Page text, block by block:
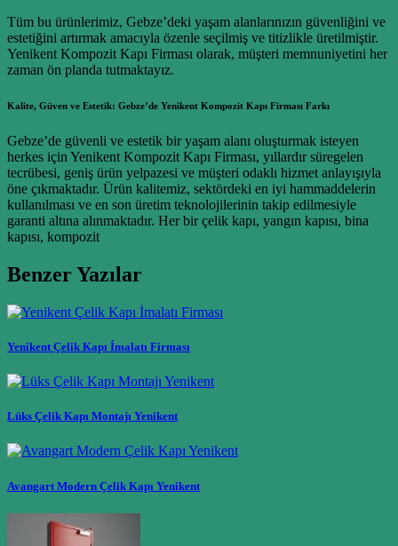
Tüm bu ürünlerimiz, Gebze’deki yaşam alanlarınızın güvenliğini ve
estetiğini artırmak amacıyla özenle seçilmiş ve titizlikle üretilmiştir.
Yenikent Kompozit Kapı Firması olarak, müşteri memnuniyetini her
zaman ön planda tutmaktayız.
Kalite, Güven ve Estetik: Gebze’de Yenikent Kompozit Kapı Firması Farkı
Gebze’de güvenli ve estetik bir yaşam alanı oluşturmak isteyen
herkes için Yenikent Kompozit Kapı Firması, yıllardır süregelen
tecrübesi, geniş ürün yelpazesi ve müşteri odaklı hizmet anlayışıyla
öne çıkmaktadır. Ürün kalitemiz, sektördeki en iyi hammaddelerin
kullanılması ve en son üretim teknolojilerinin takip edilmesiyle
garanti altına alınmaktadır. Her bir çelik kapı, yangın kapısı, bina
kapısı, kompozit
Benzer Yazılar
Yenikent Çelik Kapı İmalatı Firması
Lüks Çelik Kapı Montajı Yenikent
Avangart Modern Çelik Kapı Yenikent